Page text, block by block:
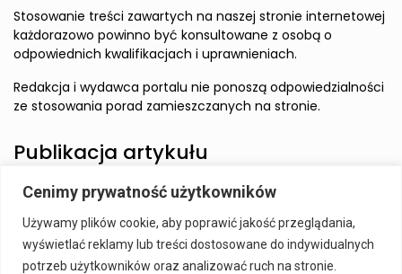
Cenimy prywatność użytkowników
Używamy plików cookie, aby poprawić jakość przeglądania,
wyświetlać reklamy lub treści dostosowane do indywidualnych
potrzeb użytkowników oraz analizować ruch na stronie.
Stosowanie treści zawartych na naszej stronie internetowej
każdorazowo powinno być konsultowane z osobą o
odpowiednich kwalifikacjach i uprawnieniach.
Redakcja i wydawca portalu nie ponoszą odpowiedzialności
ze stosowania porad zamieszczanych na stronie.
Publikacja artykułu
naszym serwisie.
Szczegóły: Publikacja Artykułu